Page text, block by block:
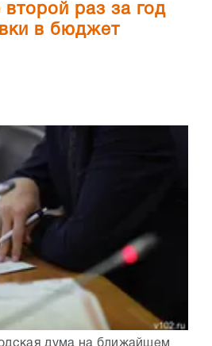
второй раз за год
в бюджет
дума на ближайшем